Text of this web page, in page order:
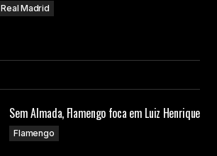
Real Madrid
Sem Almada, Flamengo foca em Luiz Henrique
Flamengo